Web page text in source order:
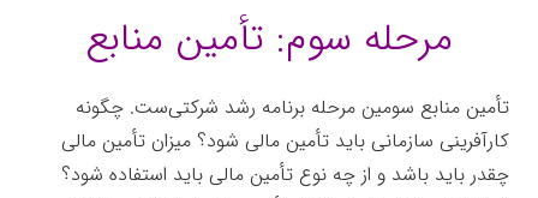
مرحله سوم: تأمین منابع
تأمین منابع سومین مرحله برنامه رشد شرکتی‌ست. چگونه
کارآفرینی سازمانی باید تأمین مالی شود؟ میزان تأمین مالی
چقدر باید باشد و از چه نوع تأمین مالی باید استفاده شود؟